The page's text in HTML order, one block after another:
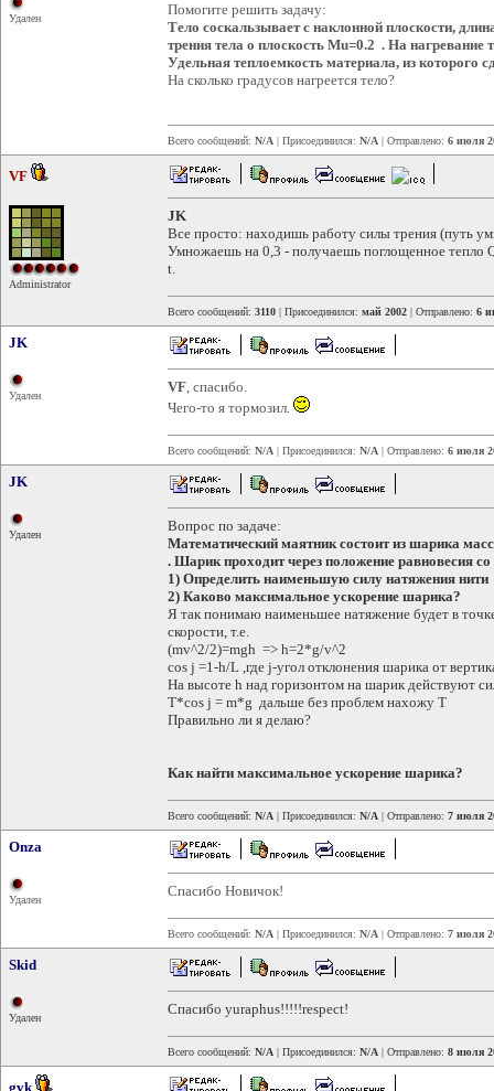
Удален
Помогите решить задачу:
Тело соскальзывает с наклонной плоскости,
трения тела о плоскость Mu=0.2 . На
Удельная теплоемкость материала, из которого
На сколько градусов нагреется тело?
Всего сообщений: N/A | Присоединился: N/A | Отправлено: 6 июля
VF
Administrator
JK
Все просто: находишь работу силы трения (путь
Умножаешь на 0,3 - получаешь поглощенное
t.
Всего сообщений: 3110 | Присоединился: май 2002 | Отправлено: 6
JK
Удален
VF, спасибо.
Чего-то я тормозил.
Всего сообщений: N/A | Присоединился: N/A | Отправлено: 6 июля
JK
Удален
Вопрос по задаче:
Математический маятник состоит из шарика
. Шарик проходит через положение равновесия
1) Определить наименьшую силу натяжения нити
2) Каково максимальное ускорение шарика?
Я так понимаю наименьшее натяжение будет в
скорости, т.е.
(mv^2/2)=mgh => h=2*g/v^2
cos j =1-h/L ,где j-угол отклонения шарика от
На высоте h над горизонтом на шарик действуют
T*cos j = m*g дальше без проблем нахожу T
Правильно ли я делаю?
Как найти максимальное ускорение шарика?
Всего сообщений: N/A | Присоединился: N/A | Отправлено: 7 июля
Onza
Удален
Спасибо Новичок!
Всего сообщений: N/A | Присоединился: N/A | Отправлено: 7 июля
Skid
Удален
Спасибо yuraphus!!!!!respect!
Всего сообщений: N/A | Присоединился: N/A | Отправлено: 8 июля
gvk